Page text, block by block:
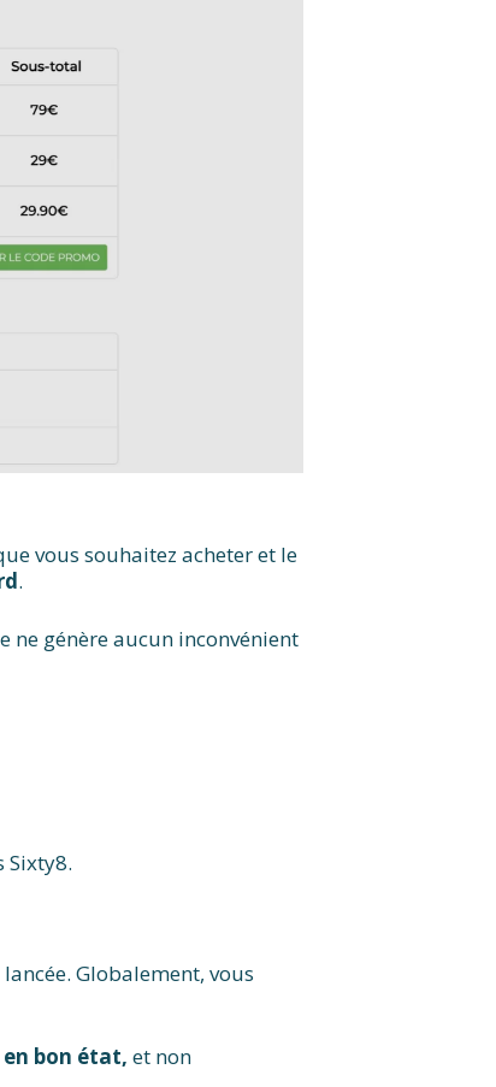
vous souhaitez acheter et le
.
ne génère aucun inconvénient
Sixty8.
Globalement, vous
bon état, et non